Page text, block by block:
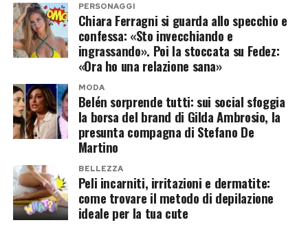
passano inosservate.
Post Views: 226
Cristiano Ronaldo
A catturare davvero l’attenzione dei fan, però, è
stato Cristiano Jr. Il primogenito del fuoriclasse
portoghese, che ha compiuto sedici anni, appare
ormai sensibilmente più alto del padre, alto 1
metro e 87 centimetri.
Nelle fotografie condivise sui social la crescita
del ragazzo è evidente e molti utenti hanno
sottolineato come Cristiano Jr. stia assumendo
sempre più l’aspetto di un giovane atleta. Da
PERSONAGGI
Chiara Ferragni si guarda allo specchio e
confessa: «Sto invecchiando e
ingrassando». Poi la stoccata su Fedez:
«Ora ho una relazione sana»
MODA
Belén sorprende tutti: sui social sfoggia
la borsa del brand di Gilda Ambrosio, la
presunta compagna di Stefano De
Martino
BELLEZZA
Peli incarniti, irritazioni e dermatite:
come trovare il metodo di depilazione
ideale per la tua cute